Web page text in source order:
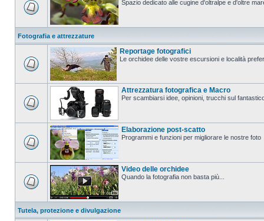
Spazio dedicato alle cugine d'oltralpe e d'oltre
Fotografia e attrezzature
Reportage fotografici
Le orchidee delle vostre escursioni e località
Attrezzatura fotografica e Macro
Per scambiarsi idee, opinioni, trucchi sul
Elaborazione post-scatto
Programmi e funzioni per migliorare le nostre foto
Video delle orchidee
Quando la fotografia non basta più...
Tutela, protezione e divulgazione